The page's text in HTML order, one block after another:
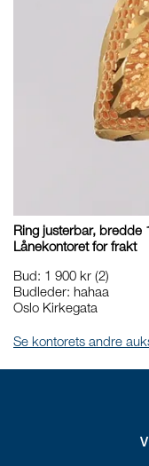
Ring justerbar, bredde
Lånekontoret for frakt
Bud: 1 900 kr (2)
Budleder: hahaa
Oslo Kirkegata
Se kontorets andre